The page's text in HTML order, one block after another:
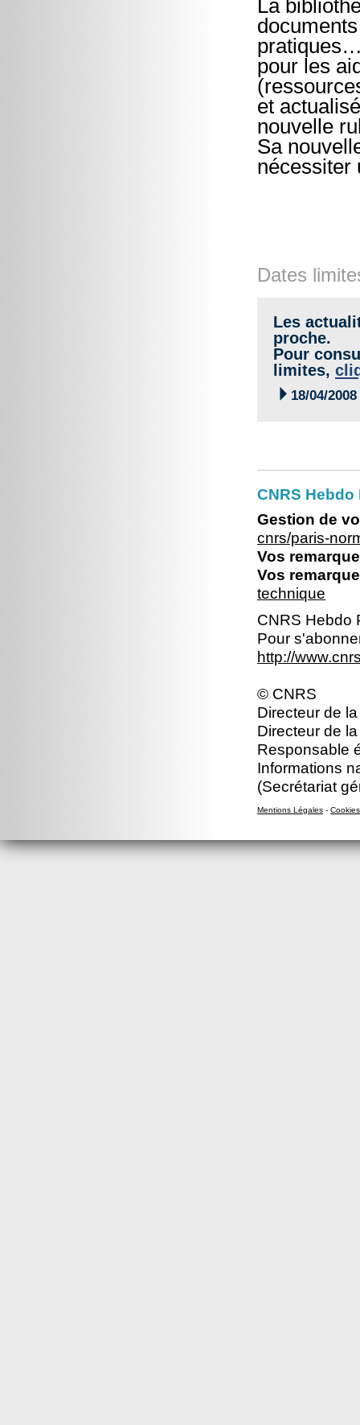
La
pour les
et
nouvelle
Sa
nécessiter
Dates
Les
proche.
Pour
limites,
 18/04/2008
CNRS
Gestion de
cnrs/paris-
Vos
Vos
technique
CNRS Hebdo
Pour
http://
© CNRS
Directeur de
Directeur de
Responsable
Informations
(Secrétariat
Mentions Légales - Cookies